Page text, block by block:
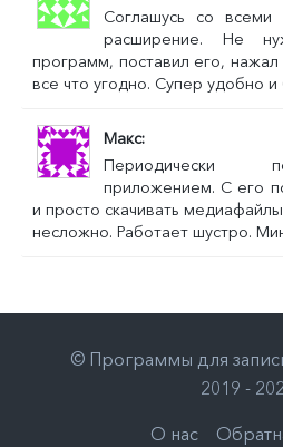
Соглашусь со
расширение. Не
программ, поставил его, нажал
все что угодно. Супер удобно
Макс
Периодически
приложением. С его
и просто скачивать
несложно. Работает шустро.
© Программы для
2019 -
О нас